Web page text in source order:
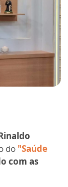
do "Saúde
com as